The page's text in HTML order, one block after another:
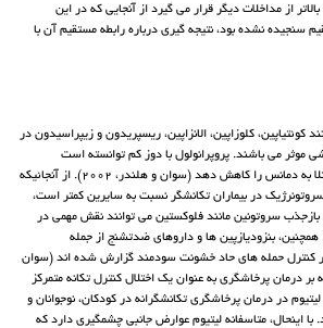
از مداخلات دیگر قرار می گیرد از آنجایی که در این
سنجیده نشده بود، نتیجه گیری درباره رابطه مستقیم آن با
کلوزاپین، الانزاپین، ریسپریدون و زیپراسیدون در
موثر می باشند. پروپرانولول با دوز کم توانسته است
رفتارهای تهاجمی در بیماران مبتلا به دمانس را کاهش دهد (سوان و هلندر، 2002). از آنجائیکه
در بیماران تکانشگر نسبت به سایرین کمتر است،
بازجذب سروتونین مانند فلوکستین می توانند نقش مهمی در
بنزودیازپین ها و داروهای ضدتشنج از جمله
در کنترل حمله های حاد خشونت سودمند گزارش شده اند (سوان
که بر درمان پرخاشگری به عنوان یک اختلال کنترل تکانه متمرکز
در درمان پرخاشگری تکانشگرانه در کودکان، نوجوانان و
اینحال، متاسفانه لیتیوم عوارض جانبی چشمگیری دارد که